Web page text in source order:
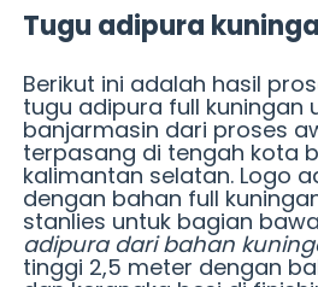
Tugu adipura
Berikut ini adalah hasil
tugu adipura full kuningan
banjarmasin dari proses
terpasang di tengah kota
kalimantan selatan. Logo
dengan bahan full
stanlies untuk bagian
adipura dari bahan
tinggi 2,5 meter dengan